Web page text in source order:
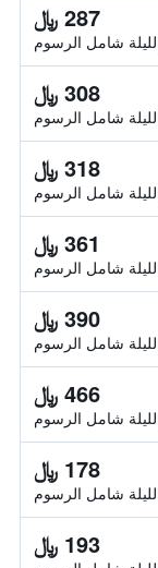
287 ﷼
شامل الرسوم
308 ﷼
شامل الرسوم
318 ﷼
شامل الرسوم
361 ﷼
شامل الرسوم
390 ﷼
شامل الرسوم
466 ﷼
شامل الرسوم
178 ﷼
شامل الرسوم
193 ﷼